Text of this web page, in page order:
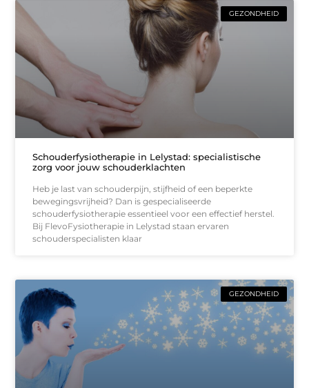
GEZONDHEID
Schouderfysiotherapie in Lelystad: specialistische
zorg voor jouw schouderklachten
Heb je last van schouderpijn, stijfheid of een beperkte
bewegingsvrijheid? Dan is gespecialiseerde
schouderfysiotherapie essentieel voor een effectief herstel.
Bij FlevoFysiotherapie in Lelystad staan ervaren
schouderspecialisten klaar
GEZONDHEID